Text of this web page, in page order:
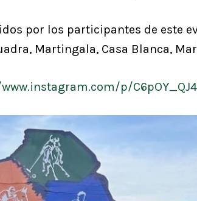
por los participantes de este
Martingala, Casa Blanca,
p/